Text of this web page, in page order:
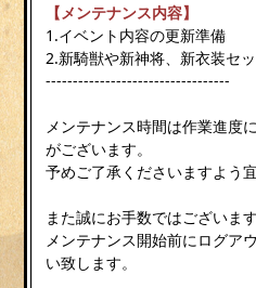
【メンテナンス内容】
1.イベント内容の更新準備
2.新騎獣や新神将、新衣装セ
----------------------------------
メンテナンス時間は作業進度
がございます。
予めご了承くださいますよう
また誠にお手数ではございま
メンテナンス開始前にログア
い致します。